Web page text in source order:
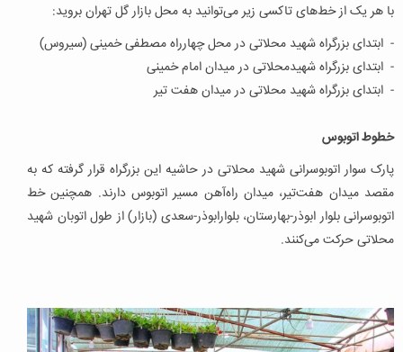
با هر یک از خط‌های تاکسی زیر می‌توانید به محل بازار گل تهران بروید:
- ابتدای بزرگراه شهید محلاتی در محل چهارراه مصطفی خمینی (سیروس)
- ابتدای بزرگراه شهیدمحلاتی در میدان امام خمینی
- ابتدای بزرگراه شهید محلاتی در میدان هفت تیر
خطوط اتوبوس
پارک‌ سوار اتوبوسرانی شهید محلاتی در حاشیه این بزرگراه قرار گرفته که به
مقصد میدان هفت‌تیر، میدان راه‌آهن مسیر اتوبوس دارند. همچنین خط
اتوبوسرانی بلوار ابوذر-بهارستان، بلوارابوذر-سعدی (بازار) از طول اتوبان شهید
محلاتی حرکت می‌کنند.